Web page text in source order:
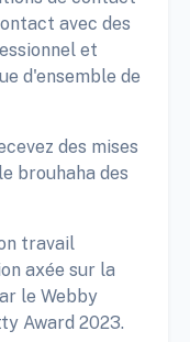
avec des
et
d'ensemble de
des mises
brouhaha des
travail
axée sur la
le Webby
Award 2023.